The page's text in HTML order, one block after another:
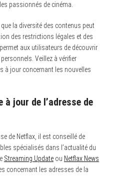
passionnés de cinéma.
la diversité des contenus peut
des restrictions légales et des
aux utilisateurs de découvrir
Veillez à vérifier
à jour concernant les nouvelles
jour de l’adresse de
de Netflax, il est conseillé de
spécialisés dans l’actualité du
Streaming Updateou Netflax News
concernant les adresses de la